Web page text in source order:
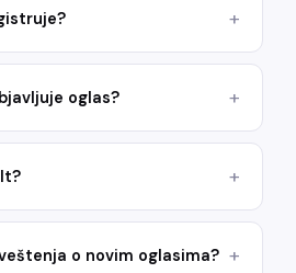
oglas?
o novim oglasima?